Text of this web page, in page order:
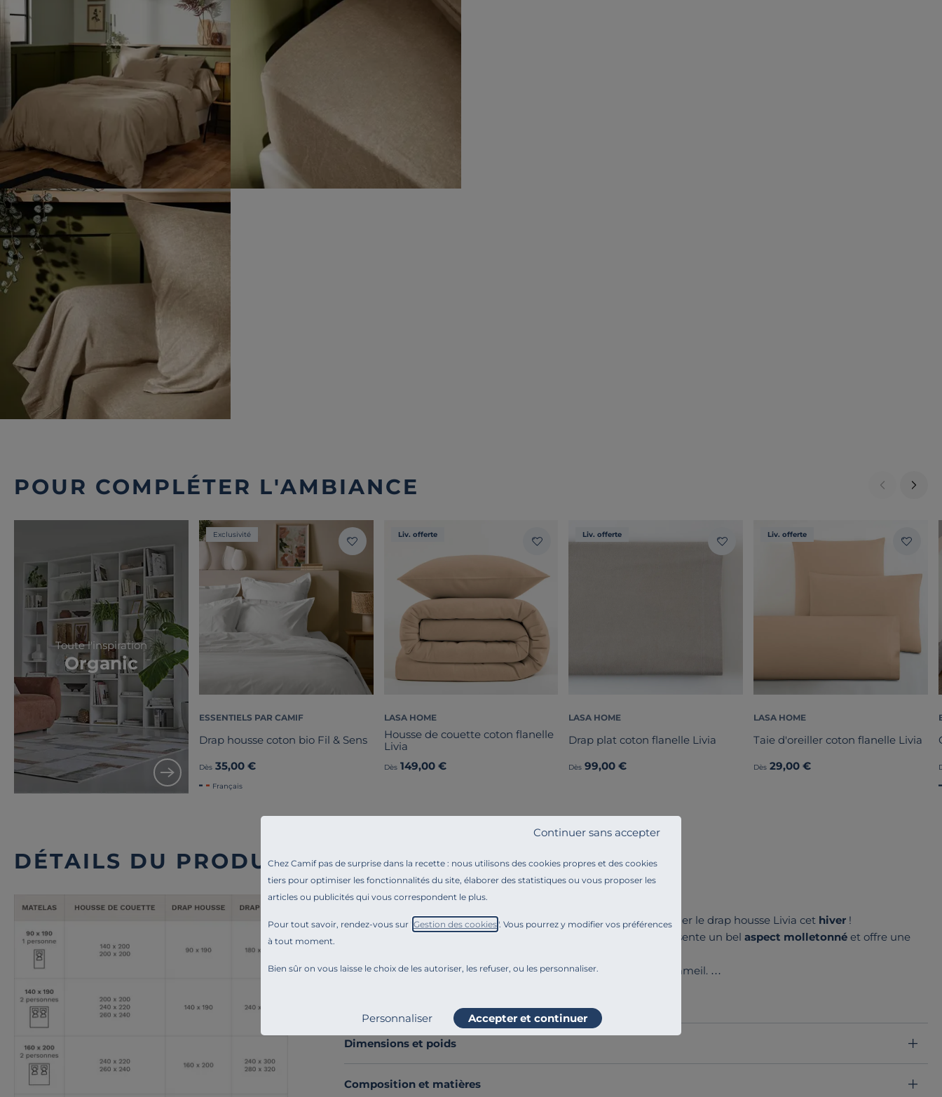
Chez Camif pas de surprise dans la recette : nous utilisons des cookies propres et des cookies
tiers pour optimiser les fonctionnalités du site, élaborer des statistiques ou vous proposer les
articles ou publicités qui vous correspondent le plus.
Pour tout savoir, rendez-vous sur " Gestion des cookies". Vous pourrez y modifier vos préférences
à tout moment.
Bien sûr on vous laisse le choix de les autoriser, les refuser, ou les personnaliser.
Continuer sans accepter
Personnaliser Accepter et continuer
POUR COMPLÉTER L'AMBIANCE
Toute l'inspiration
Organic
Exclusivité
ESSENTIELS PAR CAMIF
Drap housse coton bio Fil & Sens
Dès 35,00 €
Français
Liv. offerte
LASA HOME
Housse de couette coton flanelle
Livia
Dès 149,00 €
Liv. offerte
LASA HOME
Drap plat coton flanelle Livia
Dès 99,00 €
Liv. offerte
LASA HOME
Taie d'oreiller coton flanelle Livia
Dès 29,00 €
DÉTAILS DU PRODUIT
Référence : 100377713108
Vous rêvez de nuits douces et bien au chaud ? Vous allez apprécier le drap housse Livia cet hiver !
Confectionné enflanelle de coton chambray , cette matière présente un belaspect molletonné et offre une
Sonconfort exceptionnelvous garantit de longues nuits de sommeil.
Dimensions et poids
Composition et matières